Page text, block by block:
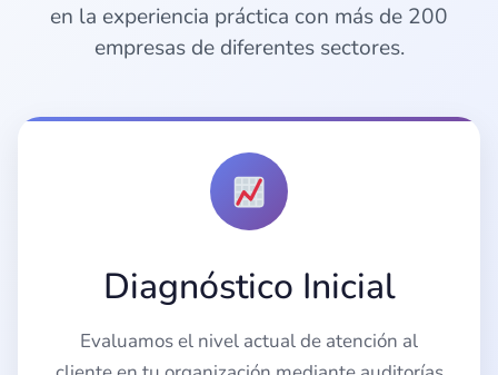
en la experiencia práctica con más de 200
empresas de diferentes sectores.
Diagnóstico Inicial
Evaluamos el nivel actual de atención al